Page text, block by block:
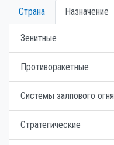
Страна Назначение
Зенитные
Противоракетные
Системы залпового огня
Стратегические